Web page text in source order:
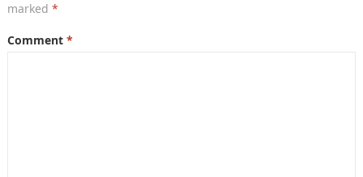
marked *
Comment *